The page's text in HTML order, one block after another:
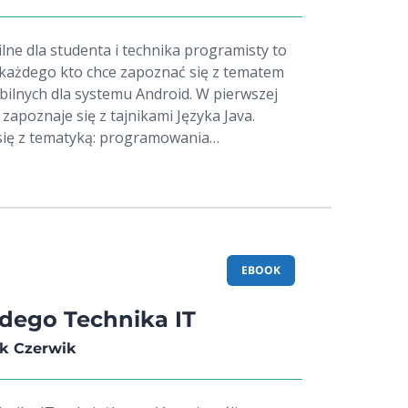
do pobrania i uruchomienia.
W swoim dorobku autorskim posiada już
i zbiory zadań o tematyce związanej z
Swoje doświadczenie zdobywał podczas
jest wykładowcą Uniwersytety WSB
dla studenta i technika programisty to
kto chce zapoznać się z tematem
dla systemu Android. W pierwszej
się z tajnikami Języka Java.
z tematyką: programowania
aplikacji mobilnych w środowisku
aplikacji. Książka stanowi szczegółowy
jest zainteresowany tworzeniem
EBOOK
Technika IT
Czerwik